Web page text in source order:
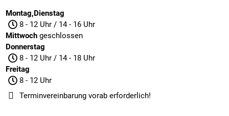
Montag,Dienstag
8 - 12 Uhr / 14 - 16 Uhr
Mittwochgeschlossen
Donnerstag
8 - 12 Uhr / 14 - 18 Uhr
Freitag
8 - 12 Uhr
Terminvereinbarungvorab erforderlich!